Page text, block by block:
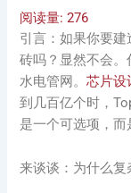
阅读量: 276
引言：如果你要
砖吗？显然不会。
水电管网。芯片设
到几百亿个时，
是一个可选项，而
来谈谈：为什么复